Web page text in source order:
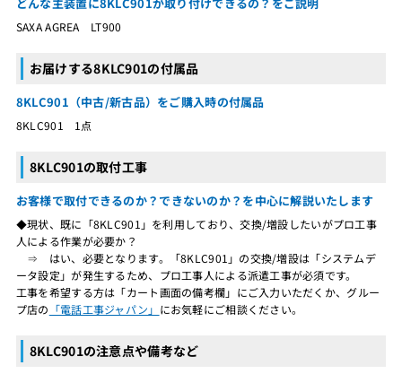
SAXA AGREA LT900
お届けする8KLC901の付属品
8KLC901（中古/新古品）をご購入時の付属品
8KLC901 1点
8KLC901の取付工事
お客様で取付できるのか？できないのか？を中心に解説いたします
◆現状、既に「8KLC901」を利用しており、交換/増設したいがプロ工事
人による作業が必要か？
⇒ はい、必要となります。「8KLC901」の交換/増設は「システムデ
ータ設定」が発生するため、プロ工事人による派遣工事が必須です。
工事を希望する方は「カート画面の備考欄」にご入力いただくか、グルー
プ店の 「電話工事ジャパン」 にお気軽にご相談ください。
8KLC901の注意点や備考など